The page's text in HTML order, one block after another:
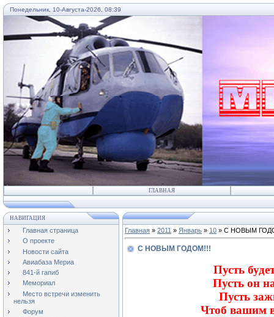
Понедельник, 10-Августа-2026, 08:39
...
ГЛАВНАЯ
НАВИГАЦИЯ
Главная страница
О проекте
Новости сайта
Авиабаза Мериа
841-й гапиб
Мемориал
Место встречи изменить
нельзя
Форум
Главная » 2011 » Январь » 10 » С НОВЫМ
С НОВЫМ ГОДОМ!!!
Пусть
Пусть он
Пусть
Чтоб вашим